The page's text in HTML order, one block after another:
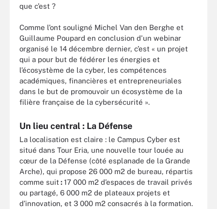
que c’est ?
Comme l’ont souligné Michel Van den Berghe et
Guillaume Poupard en conclusion d'un webinar
organisé le 14 décembre dernier, c’est « un projet
qui a pour but de fédérer les énergies et
l’écosystème de la cyber, les compétences
académiques, financières et entrepreneuriales
dans le but de promouvoir un écosystème de la
filière française de la cybersécurité ».
Un lieu central : La Défense
La localisation est claire : le Campus Cyber est
situé dans Tour Eria, une nouvelle tour louée au
cœur de la Défense (côté esplanade de la Grande
Arche), qui propose 26 000 m2 de bureau, répartis
comme suit :17 000 m2 d’espaces de travail privés
ou partagé, 6 000 m2 de plateaux projets et
d’innovation, et 3 000 m2 consacrés à la formation.